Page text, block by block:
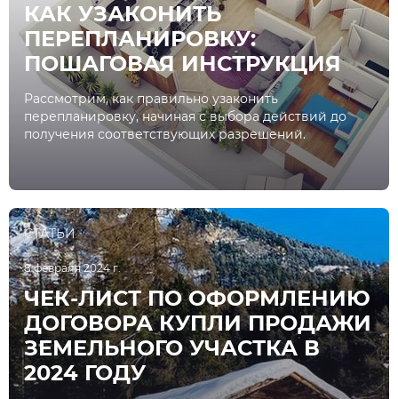
КАК УЗАКОНИТЬ
ПЕРЕПЛАНИРОВКУ:
ПОШАГОВАЯ ИНСТРУКЦИЯ
Рассмотрим, как правильно узаконить
перепланировку, начиная с выбора действий до
получения соответствующих разрешений.
СТАТЬИ
8 февраля 2024 г.
ЧЕК-ЛИСТ ПО ОФОРМЛЕНИЮ
ДОГОВОРА КУПЛИ ПРОДАЖИ
ЗЕМЕЛЬНОГО УЧАСТКА В
2024 ГОДУ